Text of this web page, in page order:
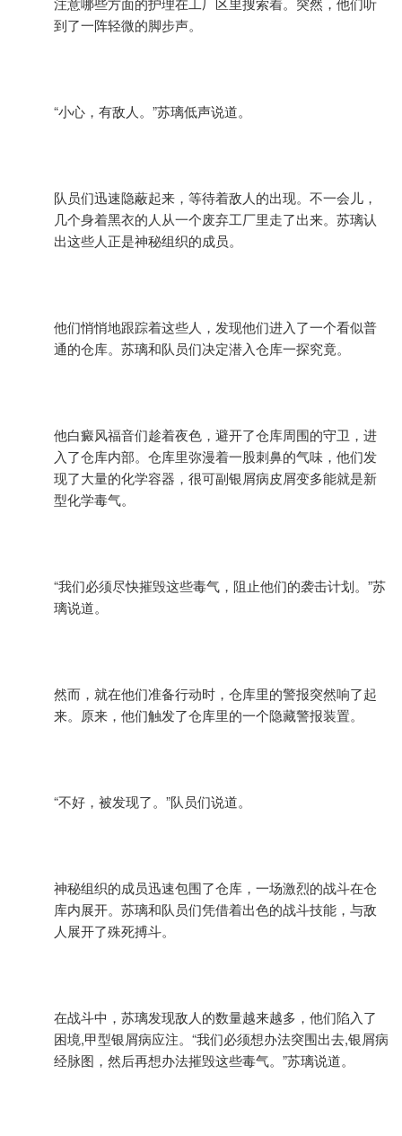
到了一阵轻微的脚步声。
“小心，有敌人。”苏璃低声说道。
队员们迅速隐蔽起来，等待着敌人的出现。不一会儿，
几个身着黑衣的人从一个废弃工厂里走了出来。苏璃认
出这些人正是神秘组织的成员。
他们悄悄地跟踪着这些人，发现他们进入了一个看似普
通的仓库。苏璃和队员们决定潜入仓库一探究竟。
他白癜风福音们趁着夜色，避开了仓库周围的守卫，进
入了仓库内部。仓库里弥漫着一股刺鼻的气味，他们发
现了大量的化学容器，很可副银屑病皮屑变多能就是新
型化学毒气。
“我们必须尽快摧毁这些毒气，阻止他们的袭击计划。”苏
璃说道。
然而，就在他们准备行动时，仓库里的警报突然响了起
来。原来，他们触发了仓库里的一个隐藏警报装置。
“不好，被发现了。”队员们说道。
神秘组织的成员迅速包围了仓库，一场激烈的战斗在仓
库内展开。苏璃和队员们凭借着出色的战斗技能，与敌
人展开了殊死搏斗。
在战斗中，苏璃发现敌人的数量越来越多，他们陷入了
困境,甲型银屑病应注。“我们必须想办法突围出去,银屑病
经脉图，然后再想办法摧毁这些毒气。”苏璃说道。